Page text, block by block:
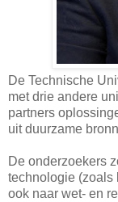
De Technische
met drie andere
partners
uit duurzame
De onderzoekers
technologie (zoals
ook naar wet- en